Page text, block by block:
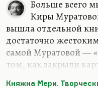
серьезных
бурных в истории —
Поэтому оно…
Больше всего
Киры
вышла отдельной
достаточно
самой Муратовой —
том, как закрыли
Княжна Мери.